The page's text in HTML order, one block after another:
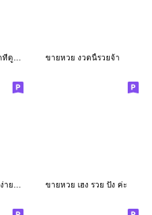
บ้านแชร์ ไฮโซ คำพูดที่ดูหรูหรา ขายหวย งวดนี้รวยจ้า
ขายหวย เฮง รวย ปัง ค่ะ